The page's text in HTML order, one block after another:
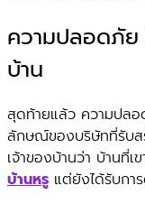
ความปลอดภัย
บ้าน
สุดท้ายแล้ว ความปลอ
ลักษณ์ของบริษัทที่รับส
เจ้าของบ้านว่า บ้านที่เ
บ้านหรู แต่ยังได้รับกา